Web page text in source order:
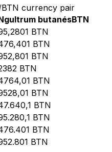
currency pair
butanésBTN
BTN
BTN
BTN
BTN
BTN
BTN
BTN
BTN
BTN
BTN